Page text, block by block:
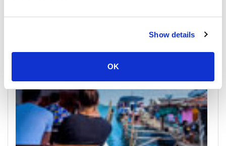
Show details
OK
码头及集合点